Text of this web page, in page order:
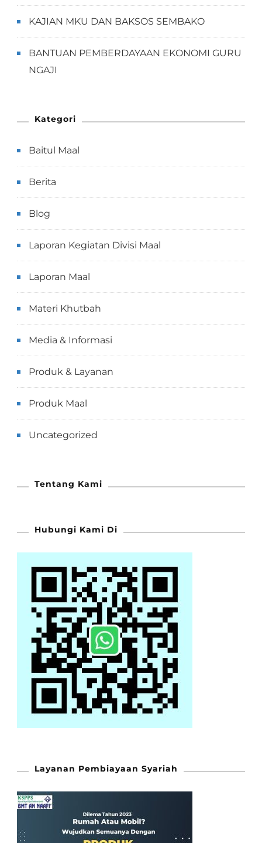
KAJIAN MKU DAN BAKSOS SEMBAKO
BANTUAN PEMBERDAYAAN EKONOMI GURU
NGAJI
Kategori
Baitul Maal
Berita
Blog
Laporan Kegiatan Divisi Maal
Laporan Maal
Materi Khutbah
Media & Informasi
Produk & Layanan
Produk Maal
Uncategorized
Tentang Kami
Hubungi Kami Di
Layanan Pembiayaan Syariah